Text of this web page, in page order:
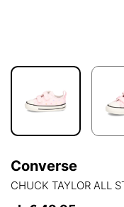
Converse
CHUCK TAYLOR ALL